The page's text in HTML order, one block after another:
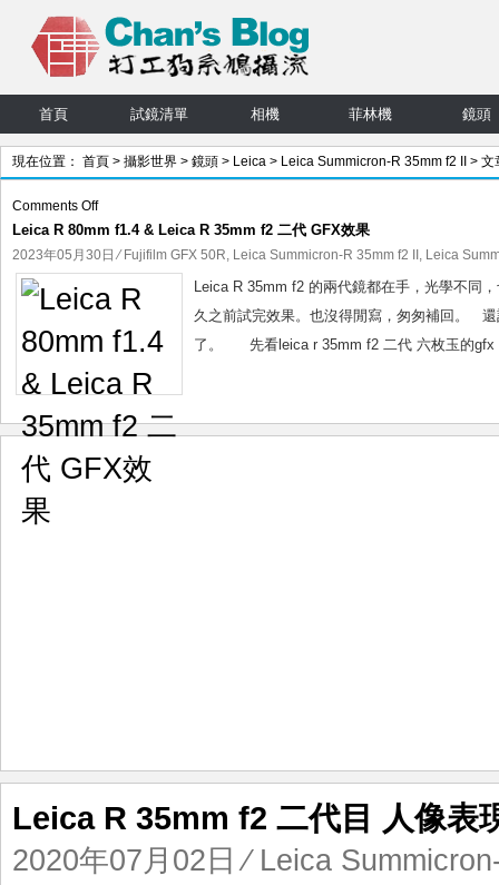
首頁 試鏡清單 相機 菲林機 鏡頭
現在位置： 首頁 > 攝影世界 > 鏡頭 > Leica > Leica Summicron-R 35mm f2 II > 文
Comments Offon
Leica
R
80mm
f1.4
Leica
R
f2
代
Leica R 80mm f1.4 & Leica R 35mm f2 二代 GFX效果
2023年05月30日 ⁄ Fujifilm GFX 50R, Leica Summicron-R 35mm f2 II , Leica
Leica R 35mm f2 的兩代鏡都在手，光學不同
久之前試完效果。也沒得閒寫，匆匆補回。
了。 先看leica r 35mm f2 二代 六枚玉的gfx
Leica R 35mm f2 二代目 人像表
2020年07月02日 ⁄ Leica